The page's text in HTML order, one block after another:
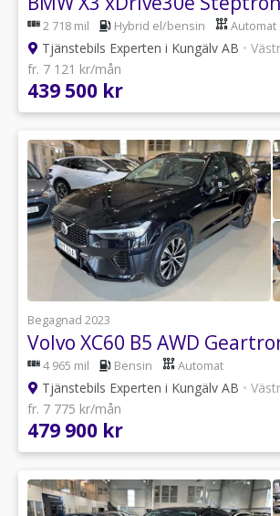
2 718 mil Hybrid el/bensin Automat
Tjänstebils Experten i Kungälv AB •
fr. 7 121 kr/mån
439 500 kr
Begagnad 2023
4 965 mil Bensin Automat
Tjänstebils Experten i Kungälv AB •
fr. 7 775 kr/mån
479 900 kr